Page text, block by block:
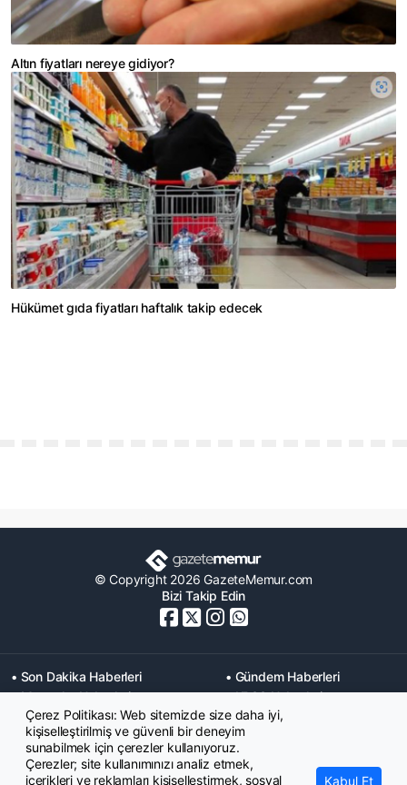
Altın fiyatları nereye gidiyor?
Hükümet gıda fiyatları haftalık takip edecek
© Copyright 2026 GazeteMemur.com
Bizi Takip Edin
• Son Dakika Haberleri
• Gündem Haberleri
• Memurlar Haberleri
• KPSS Haberleri
• Ekonomi Haberleri
• Eğitim Haberleri
• Yaşam Haberleri
• Maaş Verileri Haberleri
• Mahkeme Kararları
Haberleri
Çerez Politikası: Web sitemizde size daha iyi,
kişiselleştirilmiş ve güvenli bir deneyim
sunabilmek için çerezler kullanıyoruz.
Çerezler; site kullanımınızı analiz etmek,
içerikleri ve reklamları kişiselleştirmek, sosyal
Kabul Et